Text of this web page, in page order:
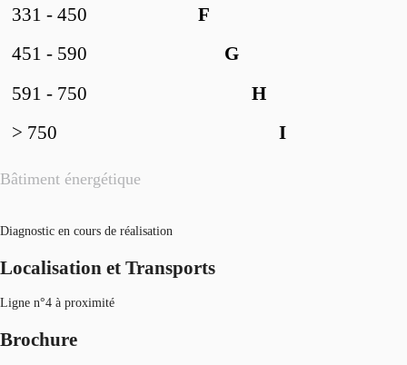
Bâtiment énergétique
F
331 - 450
G
451 - 590
H
591 - 750
I
> 750
Diagnostic en cours de réalisation
Localisation et Transports
Ligne n°4 à proximité
Brochure